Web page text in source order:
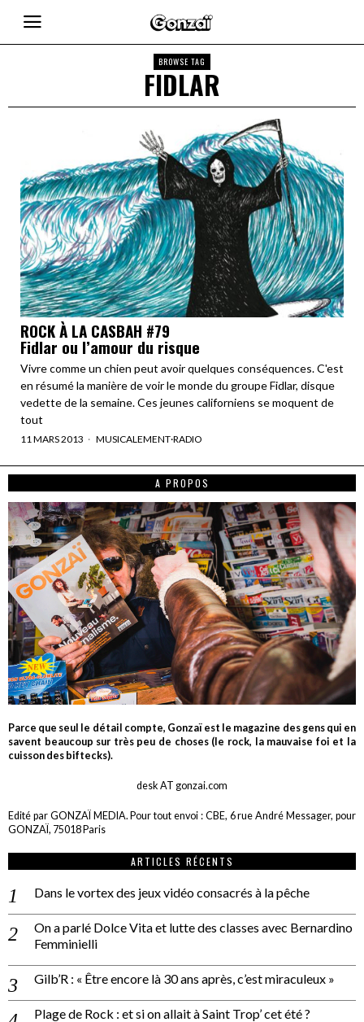
BROWSE TAG
FIDLAR
ROCK À LA CASBAH #79
Fidlar ou l’amour du risque
Vivre comme un chien peut avoir quelques conséquences. C'est
en résumé la manière de voir le monde du groupe Fidlar, disque
vedette de la semaine. Ces jeunes californiens se moquent de
tout
11 MARS 2013 MUSICALEMENT·RADIO
A PROPOS
Parce que seul le détail compte, Gonzaï est le magazine des gens qui en
savent beaucoup sur très peu de choses (le rock, la mauvaise foi et la
cuisson des biftecks).
desk AT gonzai.com
Edité par GONZAÏ MEDIA. Pour tout envoi : CBE, 6 rue André Messager, pour
GONZAÏ, 75018 Paris
ARTICLES RÉCENTS
Dans le vortex des jeux vidéo consacrés à la pêche
On a parlé Dolce Vita et lutte des classes avec Bernardino
Femminielli
Gilb’R : « Être encore là 30 ans après, c’est miraculeux »
Plage de Rock : et si on allait à Saint Trop’ cet été ?